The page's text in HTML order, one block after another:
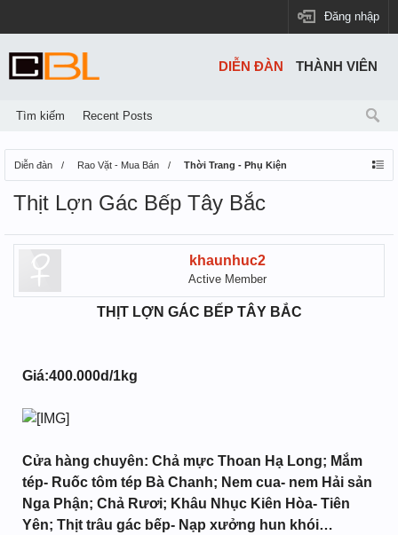
Đăng nhập
Diễn đàn Rao Vặt - Mua Bán Thời Trang - Phụ Kiện
Thịt Lợn Gác Bếp Tây Bắc
khaunhuc2
Active Member
THỊT LỢN GÁC BẾP TÂY BẮC
Giá:400.000d/1kg
Cửa hàng chuyên: Chả mực Thoan Hạ Long; Mắm
tép- Ruốc tôm tép Bà Chanh; Nem cua- nem Hải sản
Nga Phận; Chả Rươi; Khâu Nhục Kiên Hòa- Tiên
Yên; Thịt trâu gác bếp- Nạp xưởng hun khói…
DIỄN ĐÀN
Tìm kiếm Recent Posts
THÀNH VIÊN